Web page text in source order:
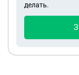
делать.